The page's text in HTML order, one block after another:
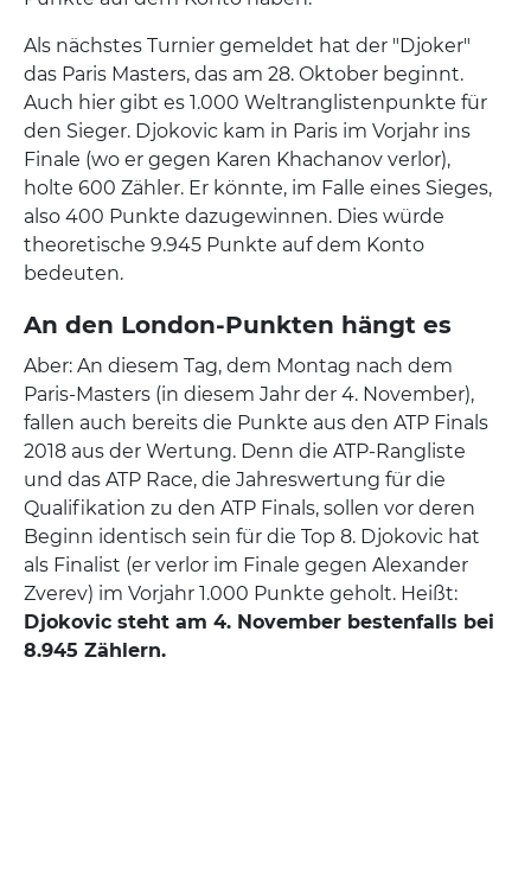
Als nächstes Turnier gemeldet hat der "Djoker"
das Paris Masters, das am 28. Oktober beginnt.
Auch hier gibt es 1.000 Weltranglistenpunkte für
den Sieger. Djokovic kam in Paris im Vorjahr ins
Finale (wo er gegen Karen Khachanov verlor),
holte 600 Zähler. Er könnte, im Falle eines Sieges,
also 400 Punkte dazugewinnen. Dies würde
theoretische 9.945 Punkte auf dem Konto
bedeuten.
An den London-Punkten hängt es
Aber: An diesem Tag, dem Montag nach dem
Paris-Masters (in diesem Jahr der 4. November),
fallen auch bereits die Punkte aus den ATP Finals
2018 aus der Wertung. Denn die ATP-Rangliste
und das ATP Race, die Jahreswertung für die
Qualifikation zu den ATP Finals, sollen vor deren
Beginn identisch sein für die Top 8. Djokovic hat
als Finalist (er verlor im Finale gegen Alexander
Zverev) im Vorjahr 1.000 Punkte geholt. Heißt:
Djokovic steht am 4. November bestenfalls bei
8.945 Zählern.